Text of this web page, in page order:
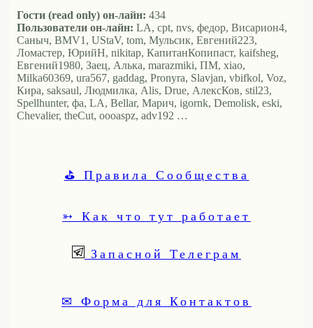
Гости (read only) он-лайн: 434
Пользователи он-лайн: LA, cpt, nvs, федор, Висариoн4,
Саныч, BMV1, UStaV, tom, Мульсик, Евгений223,
Ломастер, ЮрийН, nikitap, КапитанКопипаст, kaifsheg,
Евгений1980, Заец, Алька, marazmiki, ПМ, xiao,
Milka60369, ura567, gaddag, Pronyra, Slavjan, vbifkol, Voz,
Кира, saksaul, Людмилка, Alis, Drue, АлексКов, stil23,
Spellhunter, фа, LA, Bellar, Марич, igornk, Demolisk, eski,
Chevalier, theCut, oooaspz, adv192 …
⛳ Правила Сообщества
➳ Как что тут работает
Запасной Телеграм
✉ Форма для Контактов